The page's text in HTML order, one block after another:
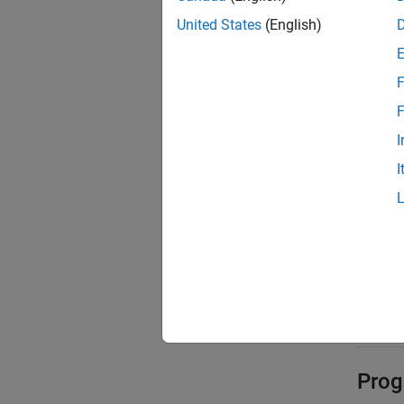
Off
United States (English)